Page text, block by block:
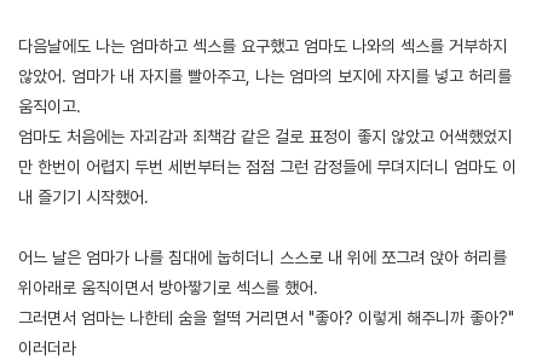
다음날에도 나는 엄마하고 섹스를 요구했고 엄마도 나와의 섹스를 거부하지
않았어. 엄마가 내 자지를 빨아주고, 나는 엄마의 보지에 자지를 넣고 허리를
움직이고.
엄마도 처음에는 자괴감과 죄책감 같은 걸로 표정이 좋지 않았고 어색했었지
만 한번이 어렵지 두번 세번부터는 점점 그런 감정들에 무뎌지더니 엄마도 이
내 즐기기 시작했어.
어느 날은 엄마가 나를 침대에 눕히더니 스스로 내 위에 쪼그려 앉아 허리를
위아래로 움직이면서 방아짷기로 섹스를 했어.
그러면서 엄마는 나한테 숨을 헐떡 거리면서 "좋아? 이렇게 해주니까 좋아?"
이러더라